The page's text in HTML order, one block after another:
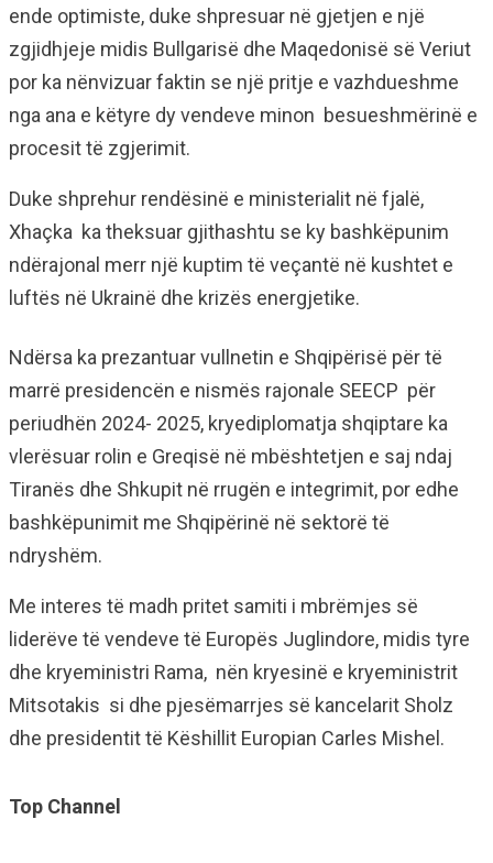
ende optimiste, duke shpresuar në gjetjen e një
zgjidhjeje midis Bullgarisë dhe Maqedonisë së Veriut
por ka nënvizuar faktin se një pritje e vazhdueshme
nga ana e këtyre dy vendeve minon besueshmërinë e
procesit të zgjerimit.
Duke shprehur rendësinë e ministerialit në fjalë,
Xhaçka ka theksuar gjithashtu se ky bashkëpunim
ndërajonal merr një kuptim të veçantë në kushtet e
luftës në Ukrainë dhe krizës energjetike.
Ndërsa ka prezantuar vullnetin e Shqipërisë për të
marrë presidencën e nismës rajonale SEECP për
periudhën 2024- 2025, kryediplomatja shqiptare ka
vlerësuar rolin e Greqisë në mbështetjen e saj ndaj
Tiranës dhe Shkupit në rrugën e integrimit, por edhe
bashkëpunimit me Shqipërinë në sektorë të
ndryshëm.
Me interes të madh pritet samiti i mbrëmjes së
liderëve të vendeve të Europës Juglindore, midis tyre
dhe kryeministri Rama, nën kryesinë e kryeministrit
Mitsotakis si dhe pjesëmarrjes së kancelarit Sholz
dhe presidentit të Këshillit Europian Carles Mishel.
Top Channel